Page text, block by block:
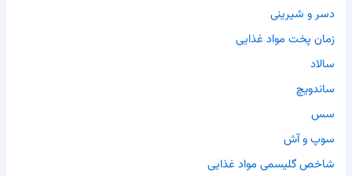
دسر و شیرینی
زمان پخت مواد غذایی
سالاد
ساندویچ
سس
سوپ و آش
شاخص گلیسمی مواد غذایی